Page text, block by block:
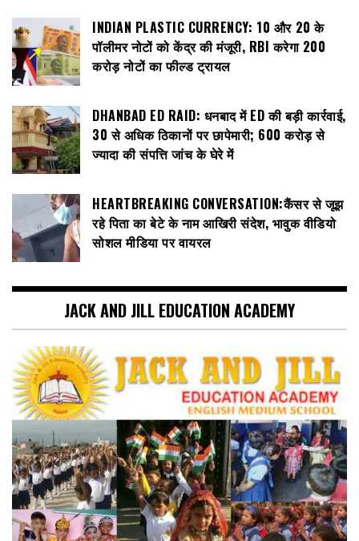
INDIAN PLASTIC CURRENCY: ₹10 और ₹20 के
पॉलीमर नोटों को केंद्र की मंजूरी, RBI करेगा 200
करोड़ नोटों का फील्ड ट्रायल
DHANBAD ED RAID: धनबाद में ED की बड़ी कार्रवाई,
30 से अधिक ठिकानों पर छापेमारी; 600 करोड़ से
ज्यादा की संपत्ति जांच के घेरे में
HEARTBREAKING CONVERSATION:कैंसर से जूझ
रहे पिता का बेटे के नाम आखिरी संदेश, भावुक वीडियो
सोशल मीडिया पर वायरल
JACK AND JILL EDUCATION ACADEMY